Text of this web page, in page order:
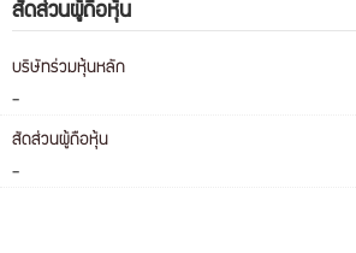
สัดส่วนผู้ถือหุ้น
บริษัทร่วมหุ้นหลัก
-
สัดส่วนผู้ถือหุ้น
-